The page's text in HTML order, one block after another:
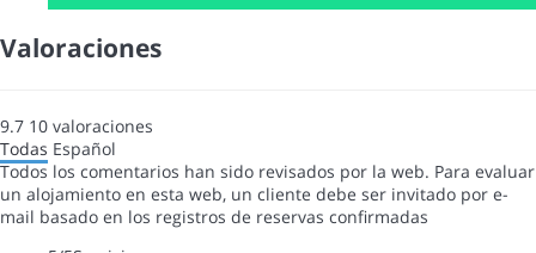
Valoraciones
9.7 10 valoraciones
Todas Español
Todos los comentarios han sido revisados por la web. Para evaluar
un alojamiento en esta web, un cliente debe ser invitado por e-
mail basado en los registros de reservas confirmadas